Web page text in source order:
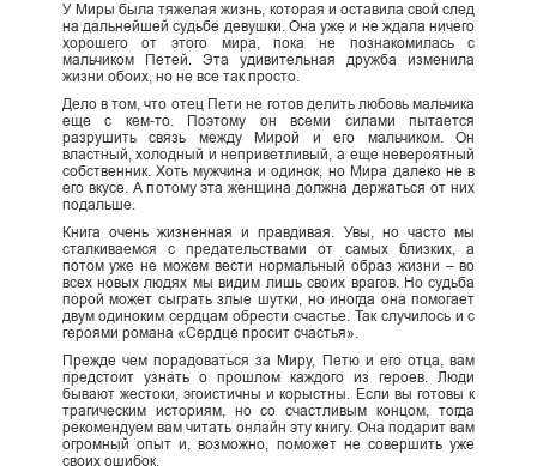
У Миры была тяжелая жизнь, которая и оставила свой след
на дальнейшей судьбе девушки. Она уже и не ждала ничего
хорошего от этого мира, пока не познакомилась с
мальчиком Петей. Эта удивительная дружба изменила
жизни обоих, но не все так просто.
Дело в том, что отец Пети не готов делить любовь мальчика
еще с кем-то. Поэтому он всеми силами пытается
разрушить связь между Мирой и его мальчиком. Он
властный, холодный и неприветливый, а еще невероятный
собственник. Хоть мужчина и одинок, но Мира далеко не в
его вкусе. А потому эта женщина должна держаться от них
подальше.
Книга очень жизненная и правдивая. Увы, но часто мы
сталкиваемся с предательствами от самых близких, а
потом уже не можем вести нормальный образ жизни – во
всех новых людях мы видим лишь своих врагов. Но судьба
порой может сыграть злые шутки, но иногда она помогает
двум одиноким сердцам обрести счастье. Так случилось и с
героями романа «Сердце просит счастья».
Прежде чем порадоваться за Миру, Петю и его отца, вам
предстоит узнать о прошлом каждого из героев. Люди
бывают жестоки, эгоистичны и корыстны. Если вы готовы к
трагическим историям, но со счастливым концом, тогда
рекомендуем вам читать онлайн эту книгу. Она подарит вам
огромный опыт и, возможно, поможет не совершить уже
своих ошибок.